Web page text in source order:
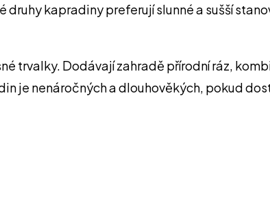
druhy kapradiny preferují slunné a sušší
trvalky. Dodávají zahradě přírodní ráz,
je nenáročných a dlouhověkých, pokud